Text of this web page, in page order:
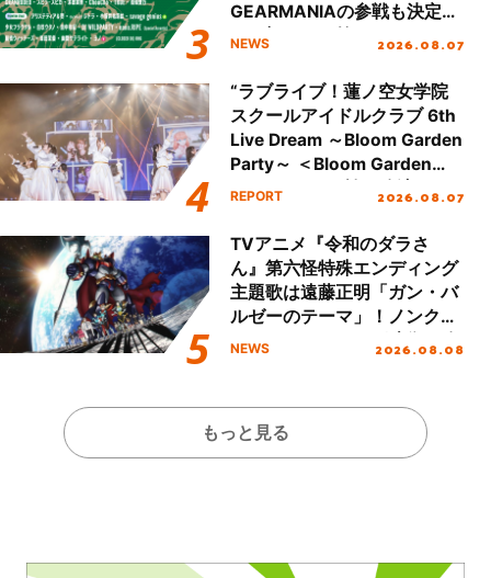
GEARMANIAの参戦も決定
し、初となる第3ステージの
NEWS 2026.08.07
“ラブライブ！蓮ノ空女学院
スクールアイドルクラブ 6th
Live Dream ～Bloom Garden
Party～ ＜Bloom Garden
Party Stage／埼玉公演＞”
REPORT 2026.08.07
TVアニメ『令和のダラさ
ん』第六怪特殊エンディング
主題歌は遠藤正明「ガン・バ
ルゼーのテーマ」！ノンクレ
ジットエンディング映像も公
NEWS 2026.08.08
もっと見る